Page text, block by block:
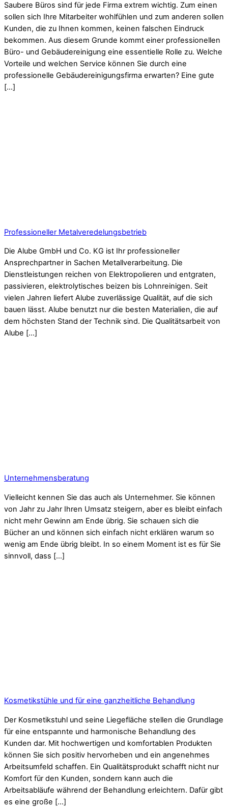
Saubere Büros sind für jede Firma extrem wichtig. Zum einen
sollen sich Ihre Mitarbeiter wohlfühlen und zum anderen sollen
Kunden, die zu Ihnen kommen, keinen falschen Eindruck
bekommen. Aus diesem Grunde kommt einer professionellen
Büro- und Gebäudereinigung eine essentielle Rolle zu. Welche
Vorteile und welchen Service können Sie durch eine
professionelle Gebäudereinigungsfirma erwarten? Eine gute
[…]
Professioneller Metalveredelungsbetrieb
Die Alube GmbH und Co. KG ist Ihr professioneller
Ansprechpartner in Sachen Metallverarbeitung. Die
Dienstleistungen reichen von Elektropolieren und entgraten,
passivieren, elektrolytisches beizen bis Lohnreinigen. Seit
vielen Jahren liefert Alube zuverlässige Qualität, auf die sich
bauen lässt. Alube benutzt nur die besten Materialien, die auf
dem höchsten Stand der Technik sind. Die Qualitätsarbeit von
Alube […]
Unternehmensberatung
Vielleicht kennen Sie das auch als Unternehmer. Sie können
von Jahr zu Jahr Ihren Umsatz steigern, aber es bleibt einfach
nicht mehr Gewinn am Ende übrig. Sie schauen sich die
Bücher an und können sich einfach nicht erklären warum so
wenig am Ende übrig bleibt. In so einem Moment ist es für Sie
sinnvoll, dass […]
Kosmetikstühle und für eine ganzheitliche Behandlung
Der Kosmetikstuhl und seine Liegefläche stellen die Grundlage
für eine entspannte und harmonische Behandlung des
Kunden dar. Mit hochwertigen und komfortablen Produkten
können Sie sich positiv hervorheben und ein angenehmes
Arbeitsumfeld schaffen. Ein Qualitätsprodukt schafft nicht nur
Komfort für den Kunden, sondern kann auch die
Arbeitsabläufe während der Behandlung erleichtern. Dafür gibt
es eine große […]